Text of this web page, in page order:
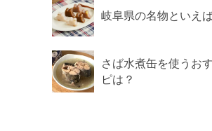
岐阜県の名物といえ
さば水煮缶を使うお
ピは？